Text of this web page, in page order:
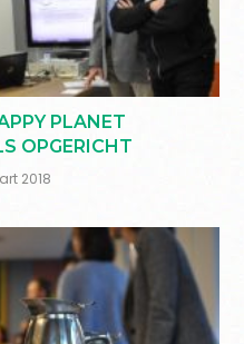
PLANET
OPGERICHT
2018